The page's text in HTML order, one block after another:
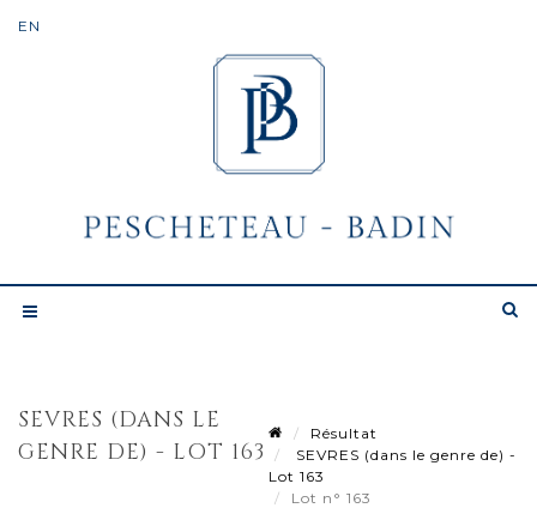
SEVRES (DANS LE
GENRE DE) - LOT 163
Résultat
SEVRES (dans le genre de) -
Lot 163
Lot n° 163